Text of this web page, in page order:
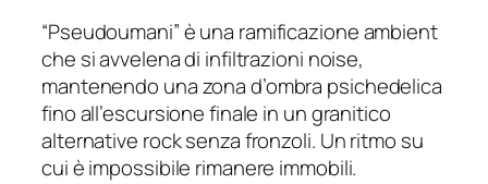
“Pseudoumani” è una ramificazione ambient
che si avvelena di infiltrazioni noise,
mantenendo una zona d’ombra psichedelica
fino all’escursione finale in un granitico
alternative rock senza fronzoli. Un ritmo su
cui è impossibile rimanere immobili.